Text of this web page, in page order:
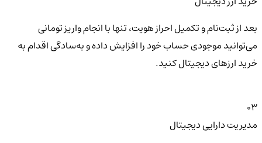
بعد از ثبت‌نام و تکمیل احراز هویت، تنها با انجام واریز تومانی
می‌توانید موجودی حساب خود را افزایش داده و به‌سادگی اقدام به
خرید ارزهای دیجیتال کنید.
03
مدیریت دارایی دیجیتال